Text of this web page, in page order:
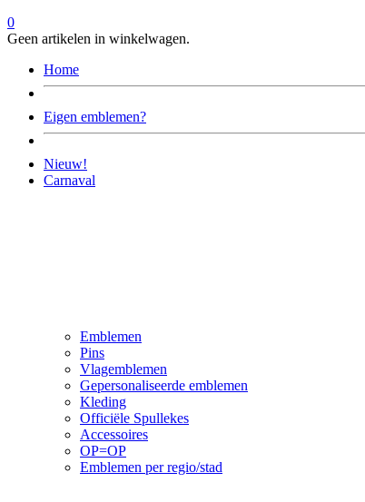
0
Geen artikelen in winkelwagen.
Home
Eigen emblemen?
Nieuw!
Carnaval
Emblemen
Pins
Vlagemblemen
Gepersonaliseerde emblemen
Kleding
Officiële Spullekes
Accessoires
OP=OP
Emblemen per regio/stad